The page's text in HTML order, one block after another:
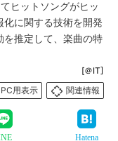
ヒットソングがヒッ
化に関する技術を開発
を推定して、楽曲の特
[＠IT]
PC用表示
関連情報
Hatena